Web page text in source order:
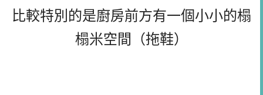
比較特別的是廚房前方有一個小小的榻
榻米空間（拖鞋）